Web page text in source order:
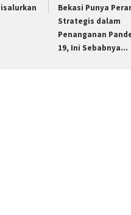
Bekasi Punya
Strategis dalam
Penanganan
19, Ini Sebabnya…